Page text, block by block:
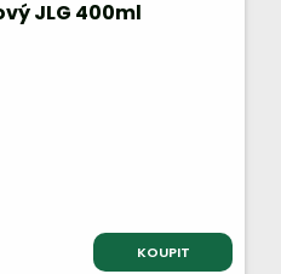
JLG 400ml
KOUPIT